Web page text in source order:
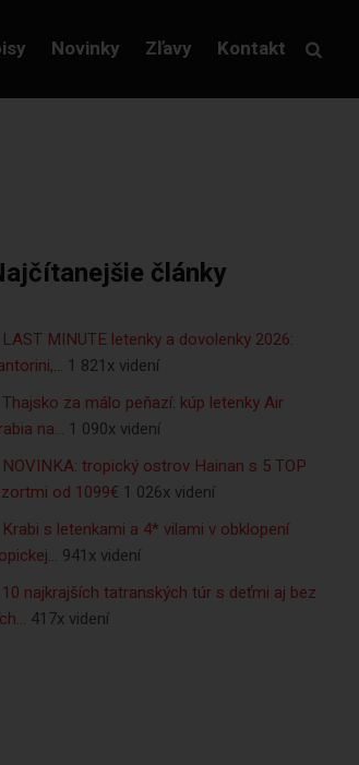
Novinky Zľavy Kontakt
články
LAST MINUTE letenky a dovolenky 2026:
1 821x videní
Thajsko za málo peňazí: kúp letenky Air
na… 1 090x videní
NOVINKA: tropický ostrov Hainan s 5 TOP
od 1099€ 1 026x videní
Krabi s letenkami a 4* vilami v obklopení
941x videní
10 najkrajších tatranských túr s deťmi aj bez
417x videní